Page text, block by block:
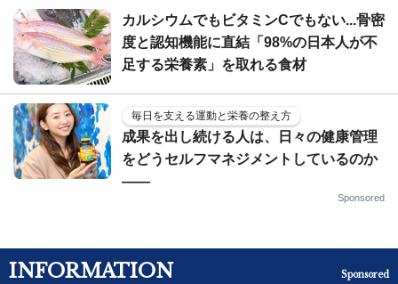
カルシウムでもビタミンCでもない...骨密
度と認知機能に直結「98%の日本人が不
足する栄養素」を取れる食材
毎日を支える運動と栄養の整え方
成果を出し続ける人は、日々の健康管理
をどうセルフマネジメントしているのか
——
Sponsored
INFORMATION Sponsored